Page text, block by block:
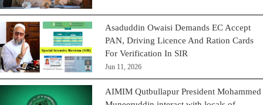
Asaduddin Owaisi Demands EC Accept
PAN, Driving Licence And Ration Cards
For Verification In SIR
Jun 11, 2026
AIMIM Qutbullapur President Mohammed